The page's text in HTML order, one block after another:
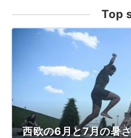
Top
西欧の6月と7月の暑